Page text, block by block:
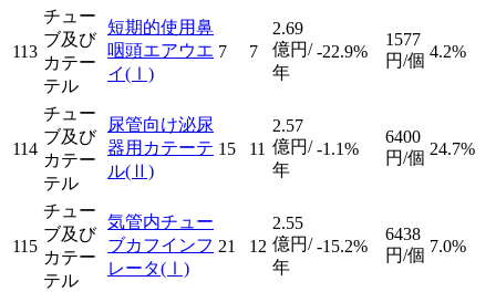
113
チュー
ブ及び
カテー
テル
短期的使用鼻
咽頭エアウエ
イ(Ⅰ)
7 7
2.69
億円/
年
-22.9%
1577
円/個 4.2%
114
チュー
ブ及び
カテー
テル
尿管向け泌尿
器用カテーテ
ル(Ⅱ)
15 11
2.57
億円/
年
-1.1%
6400
円/個 24.7%
115
チュー
ブ及び
カテー
テル
気管内チュー
ブカフインフ
レータ(Ⅰ)
21 12
2.55
億円/
年
-15.2%
6438
円/個 7.0%